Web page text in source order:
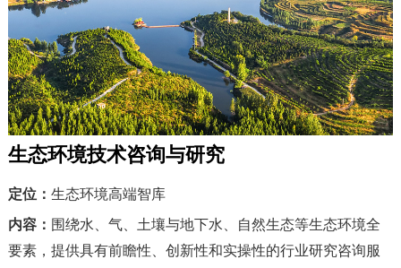
生态环境技术咨询与研究
定位： 生态环境高端智库
内容： 围绕水、气、土壤与地下水、自然生态等生态环境全
要素，提供具有前瞻性、创新性和实操性的行业研究咨询服